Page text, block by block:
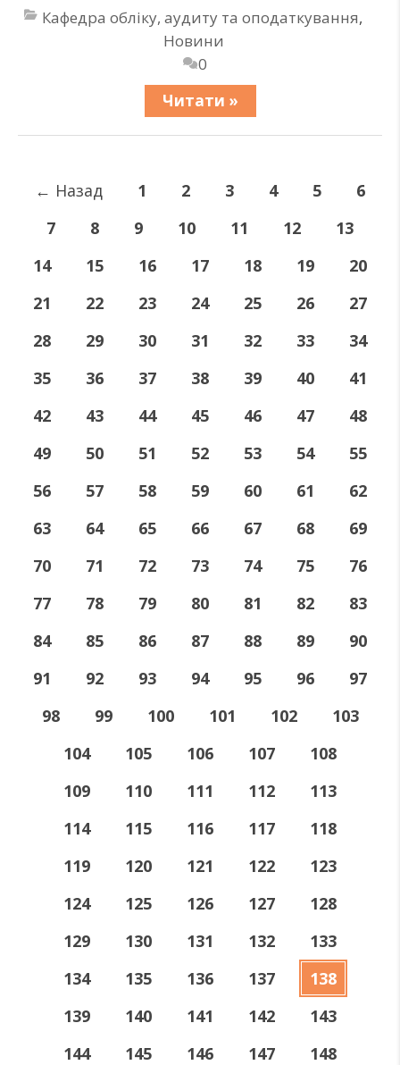
Кафедра обліку, аудиту та оподаткування,
Новини
0
Читати »
← Назад 1 2 3 4 5
6
7
8 9 10 11 12
13
14
15 16 17 18 19
20
21
22 23 24 25 26
27
28
29 30 31 32 33
34
35
36 37 38 39 40
41
42
43 44 45 46 47
48
49
50 51 52 53 54
55
56
57 58 59 60 61
62
63
64 65 66 67 68
69
70
71 72 73 74 75
76
77
78 79 80 81 82
83
84
85 86 87 88 89
90
91
92 93 94 95 96
97
98
99 100 101 102
103
104
105 106 107
108
109
110 111 112
113
114
115 116 117
118
119
120 121 122
123
124
125 126 127
128
129
130 131 132
133
134
135 136 137
138
139
140 141 142
143
144
145 146 147 148